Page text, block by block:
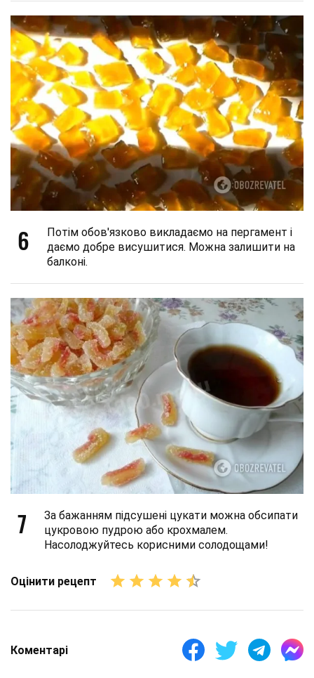
6
Потім обов'язково викладаємо на пергамент і
даємо добре висушитися. Можна залишити на
балконі.
7
За бажанням підсушені цукати можна обсипати
цукровою пудрою або крохмалем.
Насолоджуйтесь корисними солодощами!
Оцінити рецепт
Коментарі